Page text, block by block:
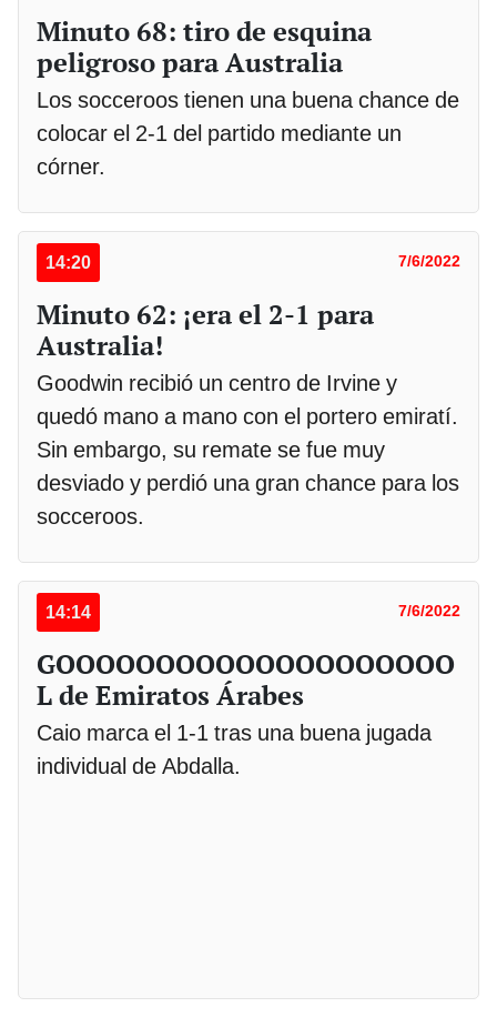
Minuto 68: tiro de esquina
peligroso para Australia
Los socceroos tienen una buena chance de
colocar el 2-1 del partido mediante un
córner.
14:20 7/6/2022
Minuto 62: ¡era el 2-1 para
Australia!
Goodwin recibió un centro de Irvine y
quedó mano a mano con el portero emiratí.
Sin embargo, su remate se fue muy
desviado y perdió una gran chance para los
socceroos.
14:14 7/6/2022
GOOOOOOOOOOOOOOOOOOOO
L de Emiratos Árabes
Caio marca el 1-1 tras una buena jugada
individual de Abdalla.